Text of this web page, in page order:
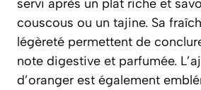
servi après un plat riche et
couscous ou un tajine. Sa
légèreté permettent de
note digestive et parfumée.
d’oranger est également